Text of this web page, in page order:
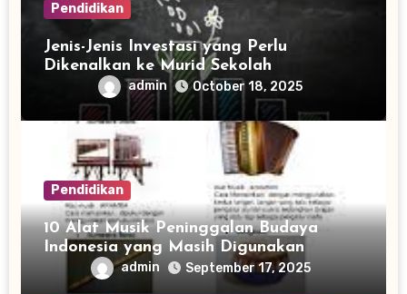
Pendidikan
Jenis-Jenis Investasi yang Perlu
Dikenalkan ke Murid Sekolah
admin October 18, 2025
Pendidikan
10 Alat Musik Peninggalan Budaya
Indonesia yang Masih Digunakan
admin September 17, 2025